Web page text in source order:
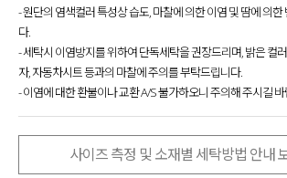
- 원단의 염색컬러 특성상 습도, 마찰에 의한 이염 및 땀에 의한
다.
- 세탁시 이염방지를 위하여 단독세탁을 권장드리며, 밝은 컬
자, 자동차시트 등과의 마찰에 주의를 부탁드립니다.
- 이염에 대한 환불이나 교환 A/S 불가하오니 주의해 주시길
사이즈 측정 및 소재별 세탁방법 안내